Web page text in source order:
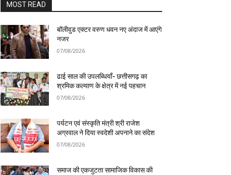
MOST READ
बॉलीवुड एक्टर वरुण धवन नए अंदाज में आएंगे
नजर
07/08/2026
ढाई साल की उपलब्धियाँ- छत्तीसगढ़ का
श्रमिक कल्याण के क्षेत्र में नई पहचान
07/08/2026
पर्यटन एवं संस्कृति मंत्री श्री राजेश
अग्रवाल ने दिया स्वदेशी अपनाने का संदेश
07/08/2026
समाज की एकजुटता सामाजिक विकास की